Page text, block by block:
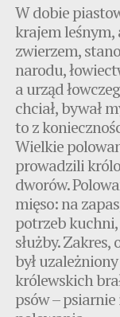
W dobie
krajem leśnym,
zwierzem,
narodu,
a urząd
chciał, bywał
to z
Wielkie
prowadzili
dworów.
mięso: na
potrzeb
służby.
był
królewskich
psów –